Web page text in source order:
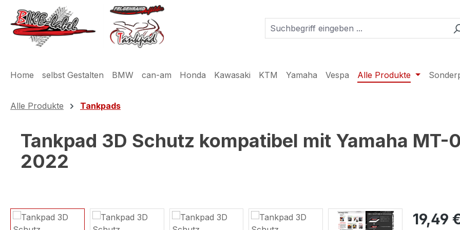
Hauptinhalt springen
Zur Suche springen
Zur Hauptnavigation springen
Home selbst Gestalten BMW can-am Honda Kawasaki KTM Yamaha Vespa Alle Produkte
Alle Produkte Tankpads
Tankpad 3D Schutz kompatibel mit Yamaha MT-
2022
Bildergalerie überspringen 19,49